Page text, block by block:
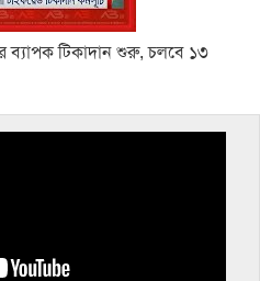
ব্যাপক টিকাদান শুরু, চলবে ১৩